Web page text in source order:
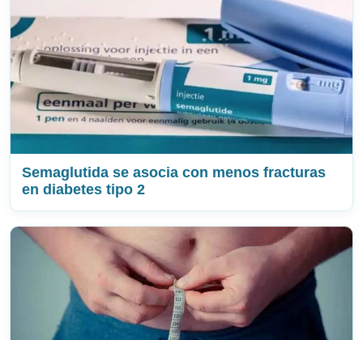
Semaglutida se asocia con menos fracturas
en diabetes tipo 2